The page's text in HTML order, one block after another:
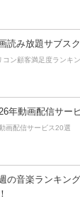
読み放題サブス
コン顧客満足度ランキ
年動画配信サー
画配信サービス20選
の音楽ランキン